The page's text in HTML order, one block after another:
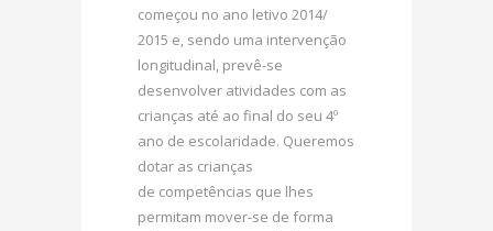
começou no ano letivo 2014/
2015 e, sendo uma intervenção
longitudinal, prevê-se
desenvolver atividades com as
crianças até ao final do seu 4º
ano de escolaridade. Queremos
dotar as crianças
de competências que lhes
permitam mover-se de forma